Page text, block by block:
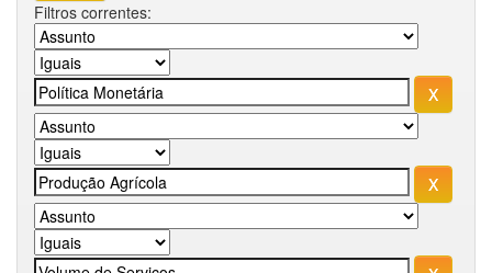
Filtros correntes: